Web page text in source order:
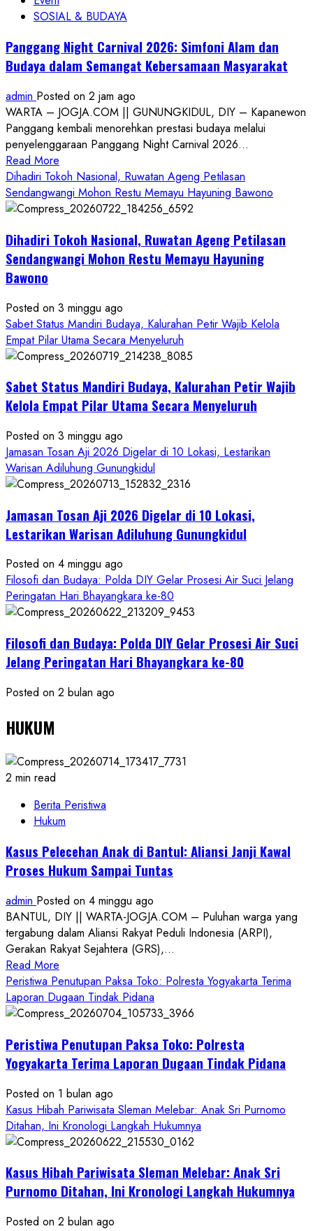
SOSIAL & BUDAYA
Panggang Night Carnival 2026: Simfoni Alam dan
Budaya dalam Semangat Kebersamaan Masyarakat
admin Posted on 2 jam ago
WARTA – JOGJA.COM || GUNUNGKIDUL, DIY – Kapanewon
Panggang kembali menorehkan prestasi budaya melalui
penyelenggaraan Panggang Night Carnival 2026...
Read More
more
about
Panggang
Carnival
2026:
dan
Budaya
dalam
Semangat
Masyarakat
Dihadiri Tokoh Nasional, Ruwatan Ageng Petilasan
Sendangwangi Mohon Restu Memayu Hayuning Bawono
Dihadiri Tokoh Nasional, Ruwatan Ageng Petilasan
Sendangwangi Mohon Restu Memayu Hayuning
Bawono
Posted on 3 minggu ago
Sabet Status Mandiri Budaya, Kalurahan Petir Wajib Kelola
Empat Pilar Utama Secara Menyeluruh
Sabet Status Mandiri Budaya, Kalurahan Petir Wajib
Kelola Empat Pilar Utama Secara Menyeluruh
Posted on 3 minggu ago
Jamasan Tosan Aji 2026 Digelar di 10 Lokasi, Lestarikan
Warisan Adiluhung Gunungkidul
Jamasan Tosan Aji 2026 Digelar di 10 Lokasi,
Lestarikan Warisan Adiluhung Gunungkidul
Posted on 4 minggu ago
Filosofi dan Budaya: Polda DIY Gelar Prosesi Air Suci Jelang
Peringatan Hari Bhayangkara ke-80
Filosofi dan Budaya: Polda DIY Gelar Prosesi Air Suci
Jelang Peringatan Hari Bhayangkara ke-80
Posted on 2 bulan ago
HUKUM
2 min read
Berita Peristiwa
Hukum
Kasus Pelecehan Anak di Bantul: Aliansi Janji Kawal
Proses Hukum Sampai Tuntas
admin Posted on 4 minggu ago
BANTUL, DIY || WARTA-JOGJA.COM – Puluhan warga yang
tergabung dalam Aliansi Rakyat Peduli Indonesia (ARPI),
Gerakan Rakyat Sejahtera (GRS),...
Read More
more
about
Kasus
Anak
di
Aliansi
Janji
Kawal
Proses
Sampai
Tuntas
Peristiwa Penutupan Paksa Toko: Polresta Yogyakarta Terima
Laporan Dugaan Tindak Pidana
Peristiwa Penutupan Paksa Toko: Polresta
Yogyakarta Terima Laporan Dugaan Tindak Pidana
Posted on 1 bulan ago
Kasus Hibah Pariwisata Sleman Melebar: Anak Sri Purnomo
Ditahan, Ini Kronologi Langkah Hukumnya
Kasus Hibah Pariwisata Sleman Melebar: Anak Sri
Purnomo Ditahan, Ini Kronologi Langkah Hukumnya
Posted on 2 bulan ago